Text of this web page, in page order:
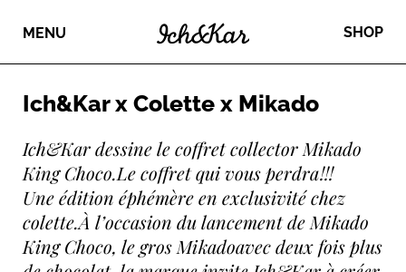
MENU SHOP
Ich&Kar x Colette x Mikado
Ich&Kar dessine le coffret collector Mikado
King Choco.Le coffret qui vous perdra !!!
Une édition éphémère en exclusivité chez
colette.À l’occasion du lancement de Mikado
King Choco, le gros Mikadoavec deux fois plus